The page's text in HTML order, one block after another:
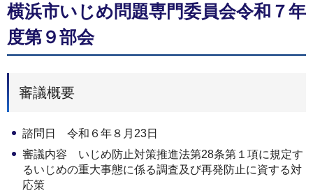
横浜市いじめ問題専門委員会令和７年
度第９部会
審議概要
諮問日 令和６年８月23日
審議内容 いじめ防止対策推進法第28条第１項に規定す
るいじめの重大事態に係る調査及び再発防止に資する対
応策